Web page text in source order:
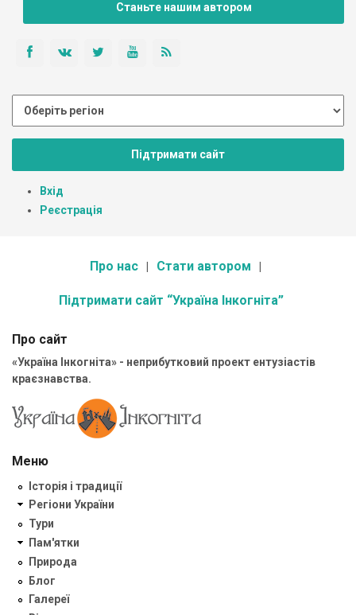
Станьте нашим автором
Підтримати сайт
Вхід
Реєстрація
Про нас Стати автором
Підтримати сайт “Україна Інкогніта”
Про сайт
«Україна Інкогніта» - неприбутковий проект ентузіастів
краєзнавства.
Меню
Історія і традиції
Регіони України
Тури
Пам'ятки
Природа
Блог
Галереї